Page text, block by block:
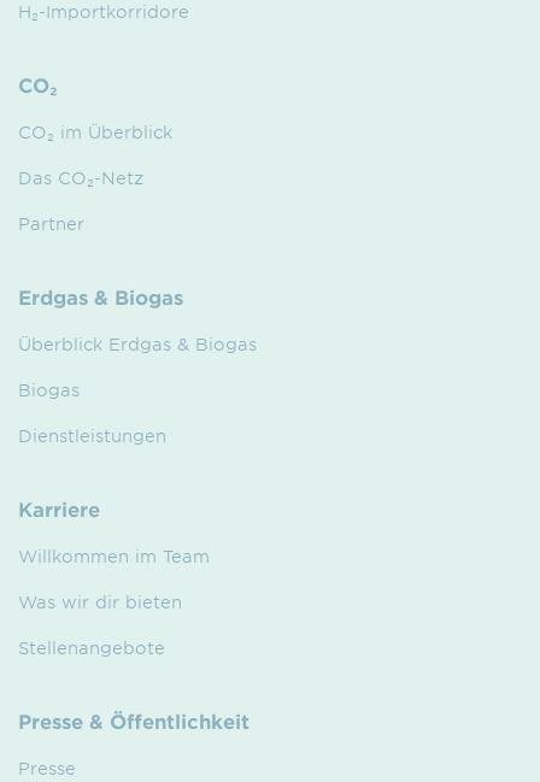
H₂-Importkorridore
CO₂
CO₂ im Überblick
Das CO₂-Netz
Partner
Erdgas & Biogas
Überblick Erdgas & Biogas
Biogas
Dienstleistungen
Karriere
Willkommen im Team
Was wir dir bieten
Stellenangebote
Presse & Öffentlichkeit
Presse